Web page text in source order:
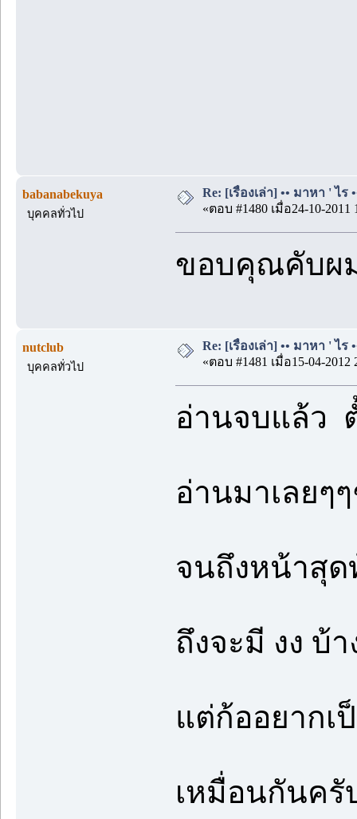
babanabekuya
บุคคลทั่วไป
Re: [เรื่องเล่า] •• มาหา ' ไร
«ตอบ #1480 เมื่อ24-10-2011
ขอบคุณคับผ
nutclub
บุคคลทั่วไป
Re: [เรื่องเล่า] •• มาหา ' ไร
«ตอบ #1481 เมื่อ15-04-2012
อ่านจบแล้ว
อ่านมาเลยๆๆ
จนถึงหน้าสุด
ถึงจะมี งง บ้
แต่ก้ออยากเ
เหมื่อนกันครั